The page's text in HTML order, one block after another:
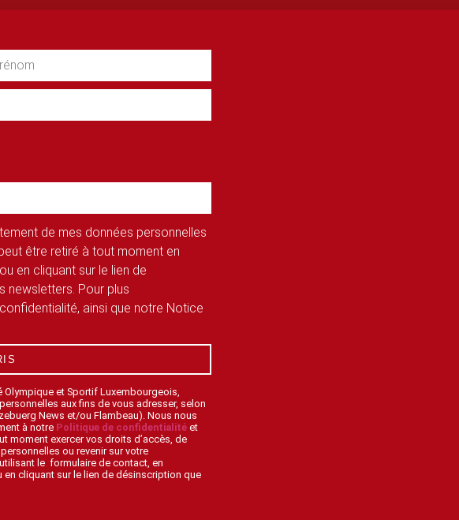
de mes données personnelles
être retiré à tout moment en
en cliquant sur le lien de
newsletters. Pour plus
ainsi que notre Notice
et Sportif Luxembourgeois,
aux fins de vous adresser, selon
News et/ou Flambeau). Nous nous
à notre Politique de confidentialité et
moment exercer vos droits d’accès, de
ou revenir sur votre
le formulaire de contact, en
cliquant sur le lien de désinscription que